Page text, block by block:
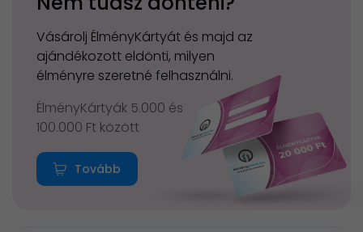
Vásárolj ÉlményKártyát és majd az
ajándékozott eldönti, milyen
élményre szeretné felhasználni.
ÉlményKártyák 5.000 és
100.000 Ft között
Tovább